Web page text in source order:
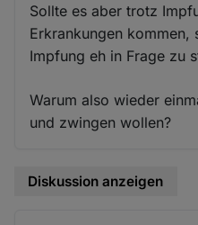
Sollte es aber trotz
Erkrankungen
Impfung eh in Frage zu
Warum also wieder
und zwingen wollen?
Diskussion anzeigen